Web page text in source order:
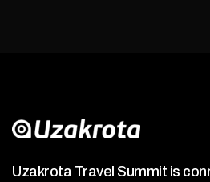
Uzakrota Travel Summit is